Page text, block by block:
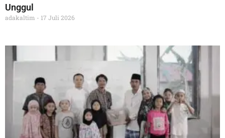
Unggul
adakaltim 17 Juli 2026